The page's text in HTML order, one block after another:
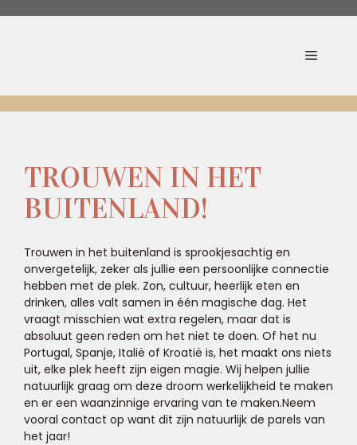
TROUWEN IN HET
BUITENLAND!
Trouwen in het buitenland is sprookjesachtig en
onvergetelijk, zeker als jullie een persoonlijke connectie
hebben met de plek. Zon, cultuur, heerlijk eten en
drinken, alles valt samen in één magische dag. Het
vraagt misschien wat extra regelen, maar dat is
absoluut geen reden om het niet te doen. Of het nu
Portugal, Spanje, Italië of Kroatië is, het maakt ons niets
uit, elke plek heeft zijn eigen magie. Wij helpen jullie
natuurlijk graag om deze droom werkelijkheid te maken
en er een waanzinnige ervaring van te maken.Neem
vooral contact op want dit zijn natuurlijk de parels van
het jaar!